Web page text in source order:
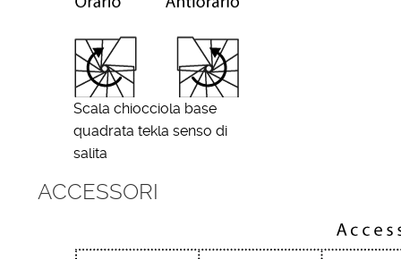
Scala chiocciola base
quadrata tekla senso di
salita
ACCESSORI